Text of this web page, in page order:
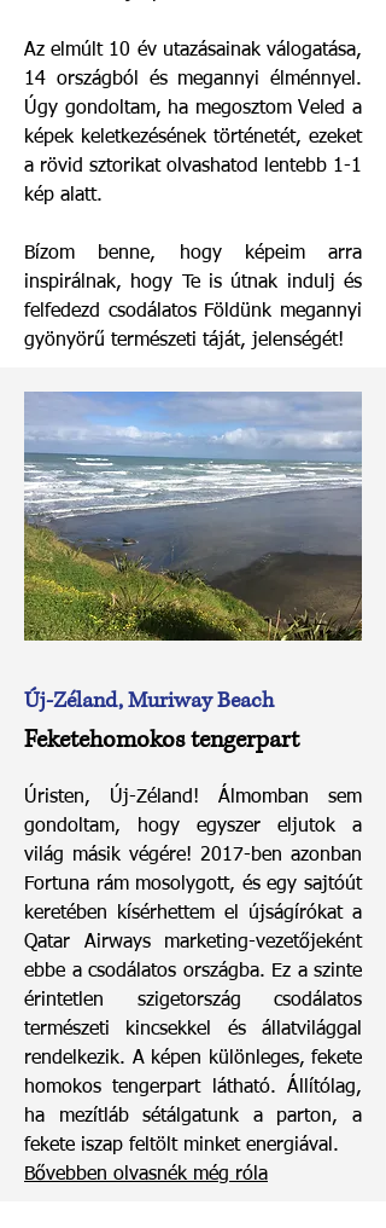
Az elmúlt 10 év utazásainak válogatása,
14 országból és megannyi élménnyel.
Úgy gondoltam, ha megosztom Veled a
képek keletkezésének történetét, ezeket
a rövid sztorikat olvashatod lentebb 1-1
kép alatt.
Bízom benne, hogy képeim arra
inspirálnak, hogy Te is útnak indulj és
felfedezd csodálatos Földünk megannyi
gyönyörű természeti táját, jelenségét!​​​​
Új-Zéland, Muriway Beach
Feketehomokos tengerpart
Úristen, Új-Zéland! Álmomban sem
gondoltam, hogy egyszer eljutok a
világ másik végére! 2017-ben azonban
Fortuna rám mosolygott, és egy sajtóút
keretében kísérhettem el újságírókat a
Qatar Airways marketing-vezetőjeként
ebbe a csodálatos országba. Ez a szinte
érintetlen szigetország csodálatos
természeti kincsekkel és állatvilággal
rendelkezik. A képen különleges, fekete
homokos tengerpart látható. Állítólag,
ha mezítláb sétálgatunk a parton, a
fekete iszap feltölt minket energiával.
Bővebben olvasnék még róla